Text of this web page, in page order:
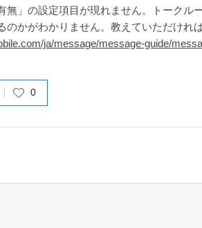
無」の設定項目が現れません。トークル
のかがわかりません。教えていただけれ
ja/message/message-guide/
0